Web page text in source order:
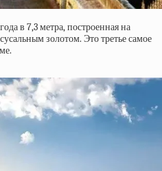
в 7,3 метра, построенная на
золотом. Это третье самое